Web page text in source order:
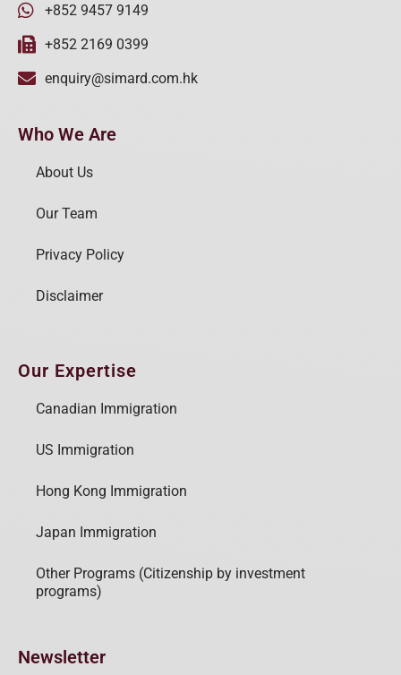
+852 9457 9149
+852 2169 0399
enquiry@simard.com.hk
Who We Are
About Us
Our Team
Privacy Policy
Disclaimer
Our Expertise
Canadian Immigration
US Immigration
Hong Kong Immigration
Japan Immigration
Other Programs (Citizenship by investment
programs)
Newsletter